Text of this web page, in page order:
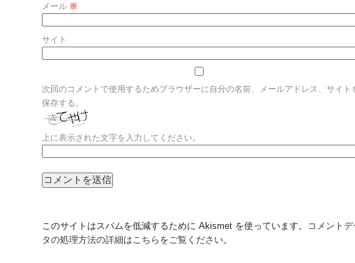
メール ※
サイト
次回のコメントで使用するためブラウザーに自分の名前、メールアドレス、サイト
保存する。
上に表示された文字を入力してください。
このサイトはスパムを低減するために Akismet を使っています。
コメントデ
タの処理方法の詳細はこちらをご覧ください。